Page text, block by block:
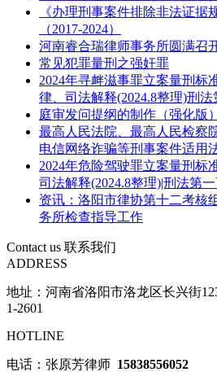
《办理刑事案件排除非法证据
（2017-2024）
河南睿合瑞律师事务所圆满召
常见犯罪量刑之强奸罪
2024年寻衅滋事罪立案量刑标
律、司法解释(2024.8整理)刑
庭审发问提纲的制作（强化版）
最高人民法院、最高人民检察
电信网络诈骗等刑事案件适用
2024年危险驾驶罪立案量刑标
司法解释(2024.8整理)|刑法第
资讯：洛阳市律协第十二考核
务所检查指导工作
Contact us 联系我们
ADDRESS
地址：河南省洛阳市洛龙区长兴街
1-2601
HOTLINE
电话：张原芳律师 15838556052